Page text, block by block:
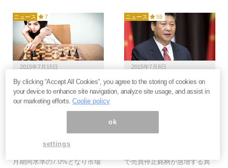
ニュース 7
2015年7月15日
中国、予想を上回る
GDPも株価下支えにな
らず＝人民銀行が次に繰
中国が15日発表した2015年4-6
月期同水準の7.0%となり市場
ニュース 59
2015年7月8日
ウソだらけの中国株バブ
ルが崩壊する3つの理
で売買停止銘柄が急増する異
By clicking “Accept All Cookies”, you agree to the storing of cookies on
your device to enhance site navigation, analyze site usage, and assist in
our marketing efforts.Coolie policy
ok
settings